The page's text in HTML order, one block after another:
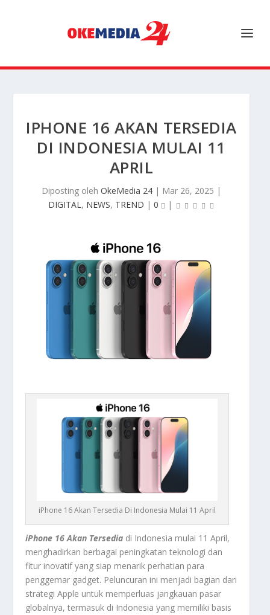
IPHONE 16 AKAN TERSEDIA
DI INDONESIA MULAI 11
APRIL
Diposting oleh OkeMedia 24 | Mar 26, 2025 |
DIGITAL, NEWS, TREND | 0 |
iPhone 16 Akan Tersedia Di Indonesia Mulai 11 April
iPhone 16 Akan Tersedia di Indonesia mulai 11 April,
menghadirkan berbagai peningkatan teknologi dan
fitur inovatif yang siap menarik perhatian para
penggemar gadget. Peluncuran ini menjadi bagian dari
strategi Apple untuk memperluas jangkauan pasar
globalnya, termasuk di Indonesia yang memiliki basis